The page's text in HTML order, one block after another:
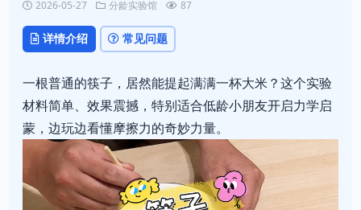
2026-05-27 分龄实验馆 87
详情介绍 常见问题
一根普通的筷子，居然能提起满满一杯大米？这个实验
材料简单、效果震撼，特别适合低龄小朋友开启力学启
蒙，边玩边看懂摩擦力的奇妙力量。